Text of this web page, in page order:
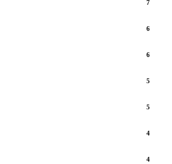
7
6
6
5
5
4
4